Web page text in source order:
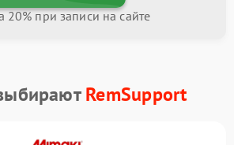
20% при записи на сайте
RemSupport